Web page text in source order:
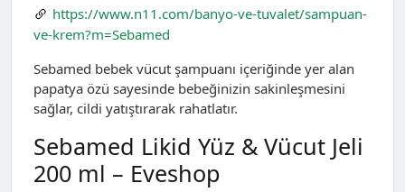
https://www.n11.com/banyo-ve-tuvalet/sampuan-
ve-krem?m=Sebamed
Sebamed bebek vücut şampuanı içeriğinde yer alan
papatya özü sayesinde bebeğinizin sakinleşmesini
sağlar, cildi yatıştırarak rahatlatır.
Sebamed Likid Yüz & Vücut Jeli
200 ml – Eveshop